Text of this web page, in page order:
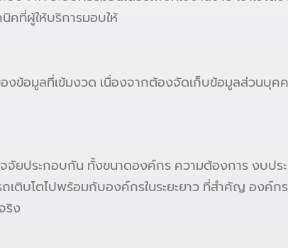
คที่ผู้ให้บริการมอบให้
งข้อมูลที่เข้มงวด เนื่องจากต้องจัดเก็บข้อมูลส่วน
ยประกอบกัน ทั้งขนาดองค์กร ความต้องการ งบปร
เติบโตไปพร้อมกับองค์กรในระยะยาว ที่สำคัญ องค์ก
ริง